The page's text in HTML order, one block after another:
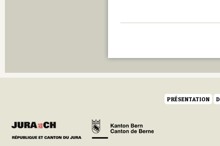
PRÉSENTATION